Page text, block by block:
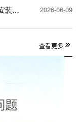
工 2026-06-09
查看更多